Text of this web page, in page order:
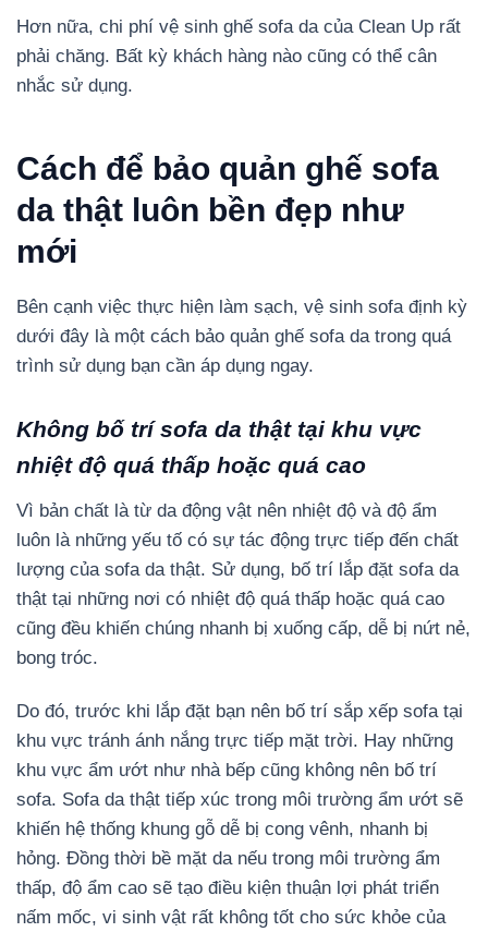
Hơn nữa, chi phí vệ sinh ghế sofa da của Clean Up rất
phải chăng. Bất kỳ khách hàng nào cũng có thể cân
nhắc sử dụng.
Cách để bảo quản ghế sofa
da thật luôn bền đẹp như
mới
Bên cạnh việc thực hiện làm sạch, vệ sinh sofa định kỳ
dưới đây là một cách bảo quản ghế sofa da trong quá
trình sử dụng bạn cần áp dụng ngay.
Không bố trí sofa da thật tại khu vực
nhiệt độ quá thấp hoặc quá cao
Vì bản chất là từ da động vật nên nhiệt độ và độ ẩm
luôn là những yếu tố có sự tác động trực tiếp đến chất
lượng của sofa da thật. Sử dụng, bố trí lắp đặt sofa da
thật tại những nơi có nhiệt độ quá thấp hoặc quá cao
cũng đều khiến chúng nhanh bị xuống cấp, dễ bị nứt nẻ,
bong tróc.
Do đó, trước khi lắp đặt bạn nên bố trí sắp xếp sofa tại
khu vực tránh ánh nắng trực tiếp mặt trời. Hay những
khu vực ẩm ướt như nhà bếp cũng không nên bố trí
sofa. Sofa da thật tiếp xúc trong môi trường ẩm ướt sẽ
khiến hệ thống khung gỗ dễ bị cong vênh, nhanh bị
hỏng. Đồng thời bề mặt da nếu trong môi trường ẩm
thấp, độ ẩm cao sẽ tạo điều kiện thuận lợi phát triển
nấm mốc, vi sinh vật rất không tốt cho sức khỏe của